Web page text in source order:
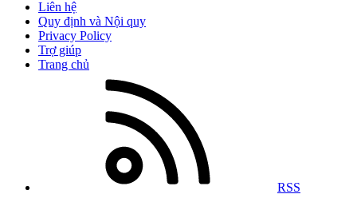
Liên hệ
Quy định và Nội quy
Privacy Policy
Trợ giúp
Trang chủ
RSS